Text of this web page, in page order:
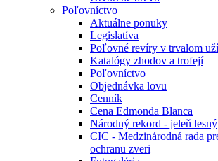
Poľovníctvo
Aktuálne ponuky
Legislatíva
Poľovné revíry v trvalom
Katalógy zhodov a trofejí
Poľovníctvo
Objednávka lovu
Cenník
Cena Edmonda Blanca
Národný rekord - jeleň lesný
CIC - Medzinárodná rada
ochranu zveri